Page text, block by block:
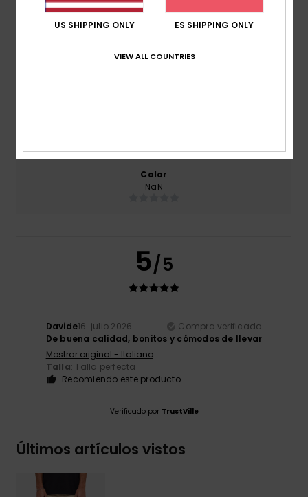
Comodidad
Relación calidad-precio
Color
NaN
5/5
Davide16. julio 2026
Compra verificada
De buena calidad, bonitos y cómodos de llevar
Mostrar original - Italiano
Talla: Talla perfecta
Recomiendo este producto
Verificado por TrustVille
Últimos artículos vistos
US SHIPPING ONLY ES SHIPPING ONLY
VIEW ALL COUNTRIES